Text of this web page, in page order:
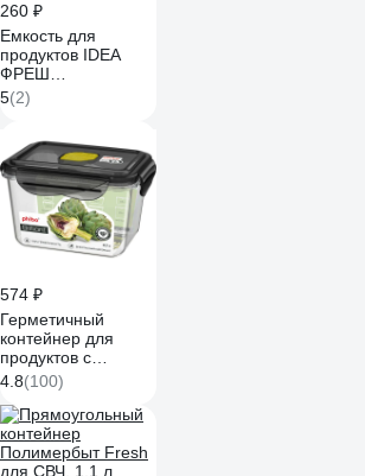
260 ₽
Емкость для
продуктов IDEA
ФРЕШ
герметичная, 1,4 л,
фисташковый, М
5(2)
574 ₽
Герметичный
контейнер для
продуктов с
клапаном Phibo
Brilliant
прямоугольный, 0.7
л, черный
431179313
4.8(100)